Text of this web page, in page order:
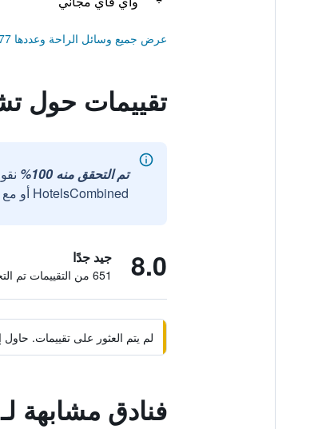
عرض جميع وسائل الراحة وعددها 77
تقييمات حول
تم التحقق منه 100%
HotelsCombined أو مع شركائنا الخارجيين الموثوقين.
8.0 جيد جدًا
651 من التقييمات تم التحقق منها
لم يتم العثور على تقييمات.
فنادق مشابهة